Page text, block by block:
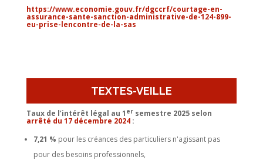
https://www.economie.gouv.fr/dgccrf/courtage-en-
assurance-sante-sanction-administrative-de-124-899-
eu-prise-lencontre-de-la-sas
TEXTES-VEILLE
Taux de l’intérêt légal au 1 ersemestre 2025 selon
arrêté du 17 décembre 2024:
7,21 % pour les créances des particuliers n'agissant pas
pour des besoins professionnels,